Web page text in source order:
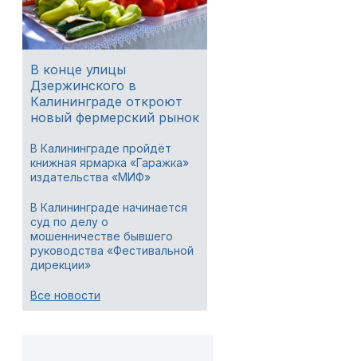
В конце улицы
Дзержинского в
Калининграде откроют
новый фермерский рынок
В Калининграде пройдёт
книжная ярмарка «Гаражка»
издательства «МИФ»
В Калининграде начинается
суд по делу о
мошенничестве бывшего
руководства «Фестивальной
дирекции»
Все новости